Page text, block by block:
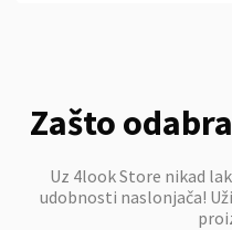
Zašto
Uz 4look Store nikad
udobnosti naslonjača!